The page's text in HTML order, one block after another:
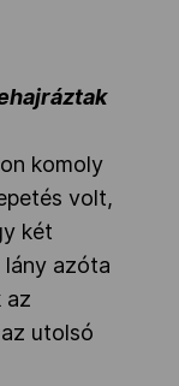
komoly
volt,
két
lány azóta
az
utolsó